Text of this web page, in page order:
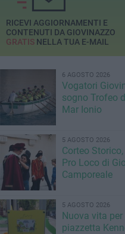
RICEVI AGGIORNAMENTI E
CONTENUTI DA GIOVINAZZO
GRATISNELLA TUA E-MAIL
6 AGOSTO 2026
Vogatori
sogno Trofeo
Mar Ionio
5 AGOSTO 2026
Corteo
Pro Loco di
Camporeale
5 AGOSTO 2026
Nuova vita
piazzetta